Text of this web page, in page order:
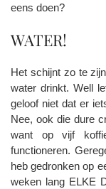
eens doen?
WATER!
Het schijnt zo te
water drinkt. Well
geloof niet dat er
Nee, ook die dure
want op vijf
functioneren.
heb gedronken op
weken lang ELKE